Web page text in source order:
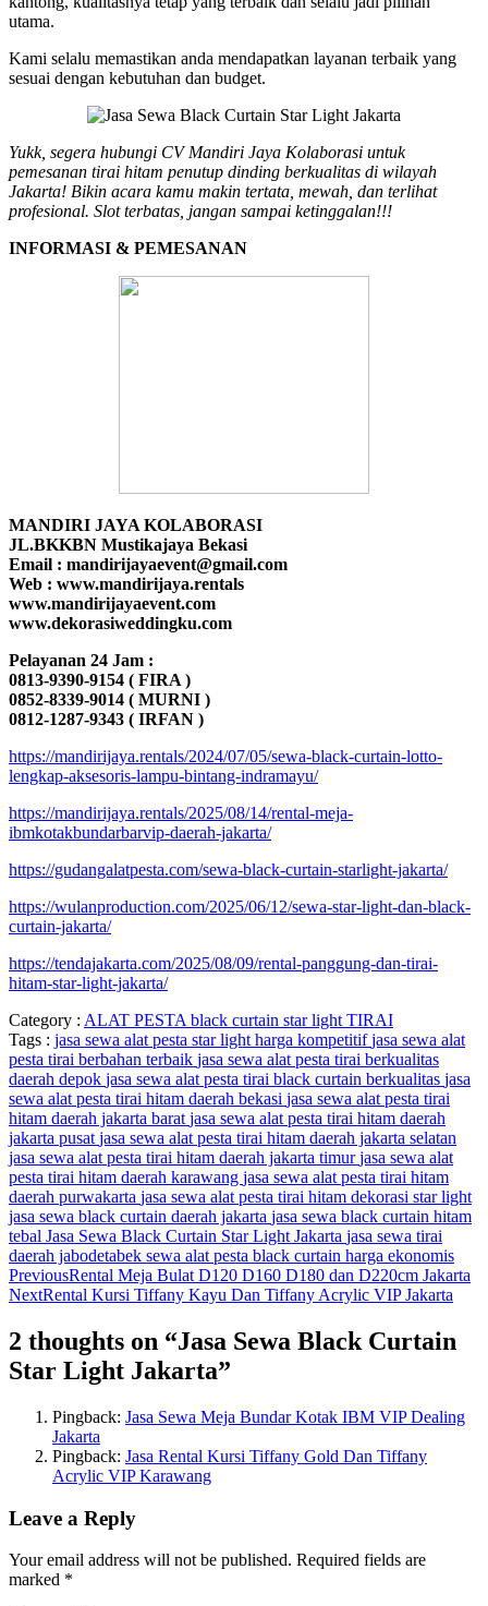
utama.
Kami selalu memastikan anda mendapatkan layanan terbaik yang
sesuai dengan kebutuhan dan budget.
Yukk, segera hubungi CV Mandiri Jaya Kolaborasi untuk
pemesanan tirai hitam penutup dinding berkualitas di wilayah
Jakarta! Bikin acara kamu makin tertata, mewah, dan terlihat
profesional. Slot terbatas, jangan sampai ketinggalan!!!
INFORMASI & PEMESANAN
MANDIRI JAYA KOLABORASI
JL.BKKBN Mustikajaya Bekasi
Email : mandirijayaevent@gmail.com
Web : www.mandirijaya.rentals
www.mandirijayaevent.com
www.dekorasiweddingku.com
Pelayanan 24 Jam :
0813-9390-9154 ( FIRA )
0852-8339-9014 ( MURNI )
0812-1287-9343 ( IRFAN )
https://mandirijaya.rentals/2024/07/05/sewa-black-curtain-lotto-
lengkap-aksesoris-lampu-bintang-indramayu/
https://mandirijaya.rentals/2025/08/14/rental-meja-
ibmkotakbundarbarvip-daerah-jakarta/
https://gudangalatpesta.com/sewa-black-curtain-starlight-jakarta/
https://wulanproduction.com/2025/06/12/sewa-star-light-dan-black-
curtain-jakarta/
https://tendajakarta.com/2025/08/09/rental-panggung-dan-tirai-
hitam-star-light-jakarta/
Category : ALAT PESTA black curtain star light TIRAI
Tags : jasa sewa alat pesta star light harga kompetitifjasa sewa alat
pesta tirai berbahan terbaik jasa sewa alat pesta tirai berkualitas
daerah depok jasa sewa alat pesta tirai black curtain berkualitas jasa
sewa alat pesta tirai hitam daerah bekasi jasa sewa alat pesta tirai
hitam daerah jakarta barat jasa sewa alat pesta tirai hitam daerah
jakarta pusat jasa sewa alat pesta tirai hitam daerah jakarta selatan
jasa sewa alat pesta tirai hitam daerah jakarta timurjasa sewa alat
pesta tirai hitam daerah karawang jasa sewa alat pesta tirai hitam
daerah purwakarta jasa sewa alat pesta tirai hitam dekorasi star light
jasa sewa black curtain daerah jakarta jasa sewa black curtain hitam
tebal Jasa Sewa Black Curtain Star Light Jakarta jasa sewa tirai
daerah jabodetabek sewa alat pesta black curtain harga ekonomis
PreviousRental Meja Bulat D120 D160 D180 dan D220cm Jakarta
NextRental Kursi Tiffany Kayu Dan Tiffany Acrylic VIP Jakarta
2 thoughts on “Jasa Sewa Black Curtain
Star Light Jakarta”
Pingback: Jasa Sewa Meja Bundar Kotak IBM VIP Dealing
Jakarta
Pingback: Jasa Rental Kursi Tiffany Gold Dan Tiffany
Acrylic VIP Karawang
Leave a Reply
Your email address will not be published. Required fields are
marked *